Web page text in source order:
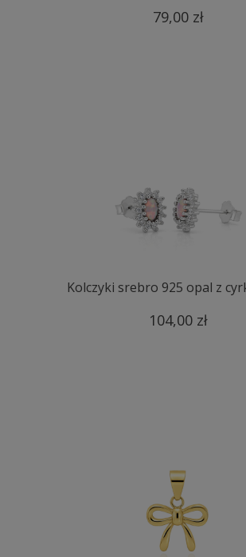
79,00 zł
Kolczyki srebro 925 opal z
104,00 zł